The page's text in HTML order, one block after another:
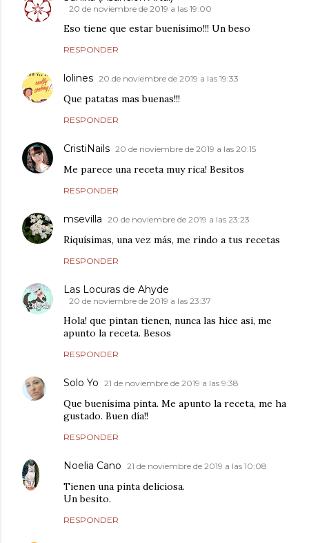
20 de noviembre de 2019 a las 19:00
Eso tiene que estar buenísimo!!! Un beso
RESPONDER
lolines 20 de noviembre de 2019 a las 19:33
Que patatas mas buenas!!!
RESPONDER
CristiNails 20 de noviembre de 2019 a las 20:15
Me parece una receta muy rica! Besitos
RESPONDER
msevilla 20 de noviembre de 2019 a las 23:23
Riquísimas, una vez más, me rindo a tus recetas
RESPONDER
Las Locuras de Ahyde
20 de noviembre de 2019 a las 23:37
Hola! que pintan tienen, nunca las hice asi, me
apunto la receta. Besos
RESPONDER
Solo Yo 21 de noviembre de 2019 a las 9:38
Que buenísima pinta. Me apunto la receta, me ha
gustado. Buen día!!
RESPONDER
Noelia Cano 21 de noviembre de 2019 a las 10:08
Tienen una pinta deliciosa.
Un besito.
RESPONDER